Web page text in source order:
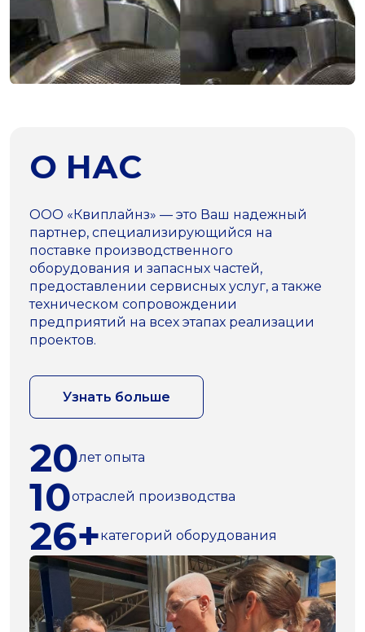
О НАС
ООО «Квиплайнз» — это Ваш надежный
партнер, специализирующийся на
поставке производственного
оборудования и запасных частей,
предоставлении сервисных услуг, а также
техническом сопровождении
предприятий на всех этапах реализации
проектов.
Узнать больше
20лет опыта
10отраслей производства
26+категорий оборудования